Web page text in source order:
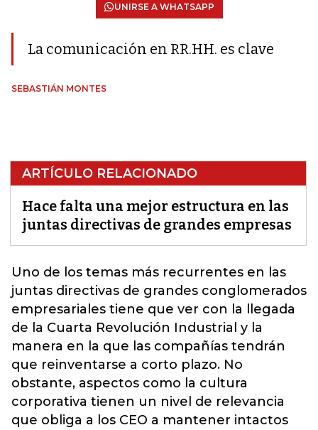
UNIRSE A WHATSAPP
La comunicación en RR.HH. es clave
SEBASTIÁN MONTES
ARTÍCULO RELACIONADO
Hace falta una mejor estructura en las
juntas directivas de grandes empresas
Uno de los temas más recurrentes en las
juntas directivas de grandes conglomerados
empresariales tiene que ver con la llegada
de la Cuarta Revolución Industrial y la
manera en la que las compañías tendrán
que reinventarse a corto plazo. No
obstante, aspectos como la cultura
corporativa tienen un nivel de relevancia
que obliga a los CEO a mantener intactos